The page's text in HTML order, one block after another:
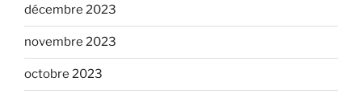
décembre 2023
novembre 2023
octobre 2023